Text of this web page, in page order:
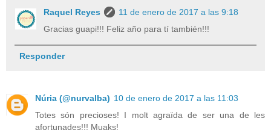
Raquel Reyes
11 de enero de 2017 a las 9:18
Gracias guapi!!! Feliz año para tí también!!!
Responder
Núria (@nurvalba) 10 de enero de 2017 a las 11:03
Totes són precioses! I molt agraïda de ser una de les
afortunades!!! Muaks!